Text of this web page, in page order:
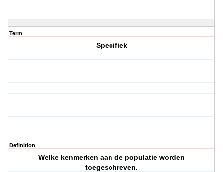
Term
Specifiek
Definition
Welke kenmerken aan de populatie worden
toegeschreven.